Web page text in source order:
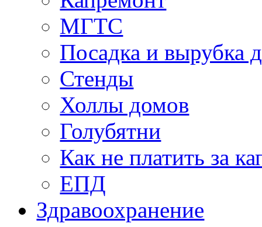
МГТС
Посадка и вырубка
Стенды
Холлы домов
Голубятни
Как не платить за
ЕПД
Здравоохранение